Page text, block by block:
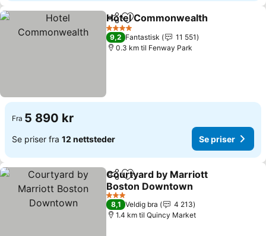
Del Legg til i favoritter
Hotel Commonwealth
4 Stjerner
9,2 Fantastisk
11 551
0.3 km til Fenway Park
Fra 5 890 kr
Se priser fra 12 nettsteder Se priser
Del Legg til i favoritter
Courtyard by Marriott
Boston Downtown
3 Stjerner
8,1 Veldig bra
4 213
1.4 km til Quincy Market